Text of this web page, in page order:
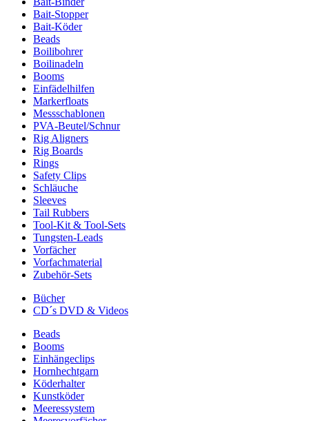
Bait-Stopper
Bait-Köder
Beads
Boilibohrer
Boilinadeln
Booms
Einfädelhilfen
Markerfloats
Messschablonen
PVA-Beutel/Schnur
Rig Aligners
Rig Boards
Rings
Safety Clips
Schläuche
Sleeves
Tail Rubbers
Tool-Kit & Tool-Sets
Tungsten-Leads
Vorfächer
Vorfachmaterial
Zubehör-Sets
Bücher
CD´s DVD & Videos
Beads
Booms
Einhängeclips
Hornhechtgarn
Köderhalter
Kunstköder
Meeressystem